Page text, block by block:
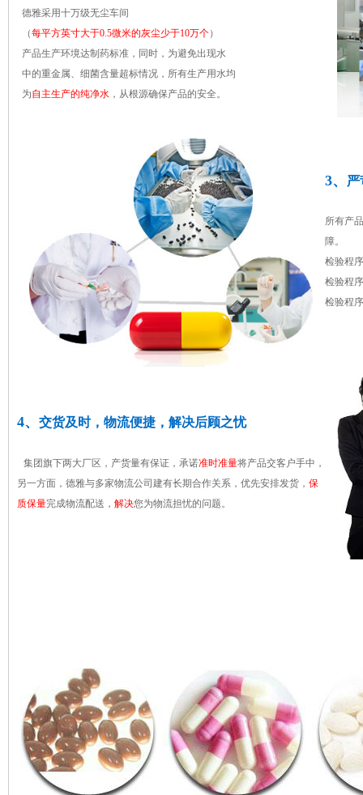
德雅采用十万级无尘车间
（每平方英寸大于0.5微米的灰尘少于10万个）
产品生产环境达制药标准，同时，为避免出现水
中的重金属、细菌含量超标情况，所有生产用水均
为自主生产的纯净水 ，从根源确保产品的安全。
3、 严
所有产
障。
检验程
检验程
检验程
4、 交货及时，物流便捷，解决后顾之忧
集团旗下两大厂区，产货量有保证，承诺准时准量将产品交客户手中，
另一方面，德雅与多家物流公司建有长期合作关系，优先安排发货， 保
质保量完成物流配送， 解决您为物流担忧的问题。